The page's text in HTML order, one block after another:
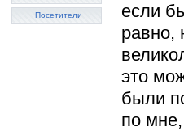
Посетители
если
равно,
это
были
по